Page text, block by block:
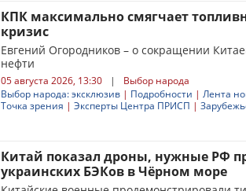
КПК максимально смягчает
кризис
Евгений Огородников – о сокращении
нефти
05 августа 2026, 13:30 |
Выбор народа
Выбор народа: эксклюзив | Подробности | Лента
Точка зрения | Эксперты Центра ПРИСП |
Китай показал дроны, нужные РФ
украинских БЭКов в Чёрном море